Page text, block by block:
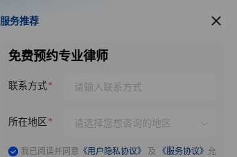
服务推荐
服务推荐
免费预约专业律师
联系方式
所在地区
我已阅读并同意 《用户隐私协议》 及 《服务协议》 允